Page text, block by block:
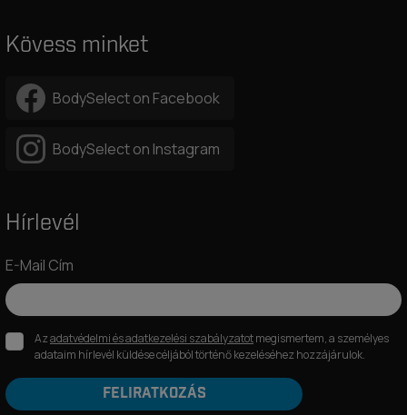
Kövess minket
BodySelect on Facebook
BodySelect on Instagram
Hírlevél
E-Mail Cím
Azadatvédelmi és adatkezelési szabályzatotmegismertem, a személyes
adataim hírlevél küldése céljából történő kezeléséhez hozzájárulok.
FELIRATKOZÁS